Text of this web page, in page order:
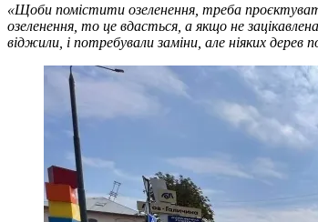
«Щоби помістити озеленення, треба
озеленення, то це вдасться, а якщо не
віджили, і потребували заміни, але ніяких